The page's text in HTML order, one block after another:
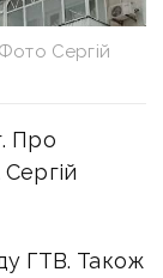
Сергій
Про
ГТВ. Також